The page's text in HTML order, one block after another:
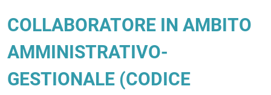
COLLABORATORE IN AMBITO
AMMINISTRATIVO-
GESTIONALE (CODICE